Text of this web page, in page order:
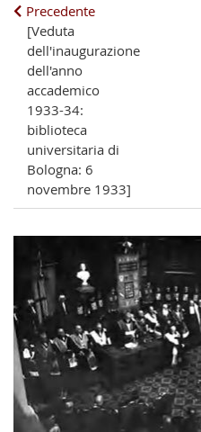
Precedente
[Veduta
dell'inaugurazione
dell'anno
accademico
1933-34:
biblioteca
universitaria di
Bologna: 6
novembre 1933]